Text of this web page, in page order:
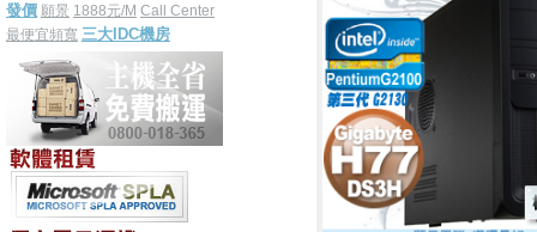
發價 願景 1888元/M Call Center
最便宜頻寬 三大IDC機房